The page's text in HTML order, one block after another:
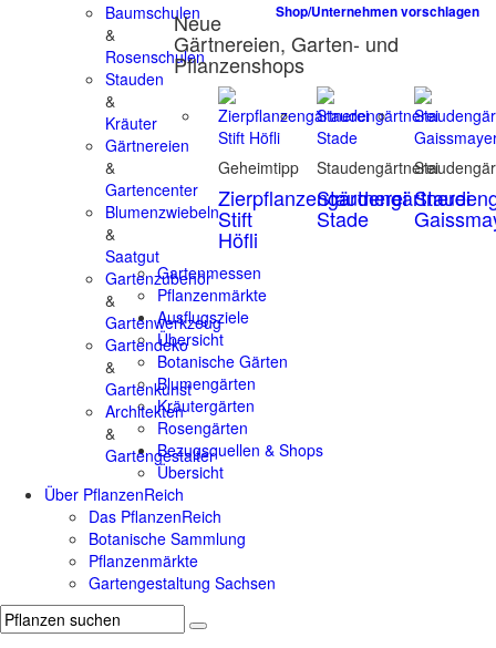
Baumschulen
&
Rosenschulen
Stauden
&
Kräuter
Gärtnereien
&
Gartencenter
Blumenzwiebeln
&
Saatgut
Gartenzubehör
&
Gartenwerkzeug
Gartendeko
&
Gartenkunst
Architekten
&
Gartengestalter
Shop/Unternehmen vorschlagen
Neue
Gärtnereien, Garten- und
Pflanzenshops
Geheimtipp
Zierpflanzengärtnerei
Stift
Höfli
Staudengärtnerei
Staudengärtnerei
Stade
Gartenmessen
Pflanzenmärkte
Ausflugsziele
Übersicht
Botanische Gärten
Blumengärten
Kräutergärten
Rosengärten
Bezugsquellen & Shops
Übersicht
Über PflanzenReich
Das PflanzenReich
Botanische Sammlung
Pflanzenmärkte
Gartengestaltung Sachsen